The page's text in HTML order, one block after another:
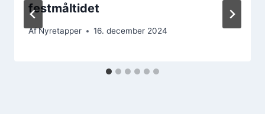
festmåltidet
AfNyretapper 16. december 2024